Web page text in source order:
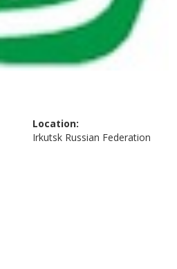
Location:
Irkutsk Russian Federation